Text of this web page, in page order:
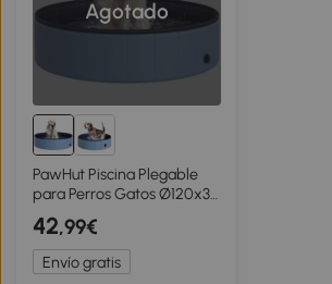
Agotado
PawHut Piscina Plegable
para Perros Gatos Ø120x30
cm Bañera Portátil para
Mascotas PVC
Antideslizante Múltiples
Usos para Interiores y
42,99€
Envío gratis